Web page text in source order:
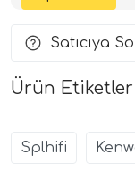
Satıcıya
Ürün
Splhifi